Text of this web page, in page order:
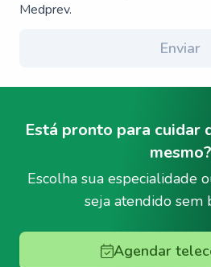
Medprev.
Enviar
Está pronto para cuidar
mesmo?
Escolha sua especialidade
seja atendido sem
Agendar